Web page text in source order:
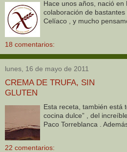
Hace unos años, nació en
colaboración de
Celíaco , y mucho
18 comentarios:
lunes, 16 de mayo de 2011
CREMA DE TRUFA, SIN
GLUTEN
Esta receta, también está
cocina dulce” , del
Paco Torreblanca .
22 comentarios: